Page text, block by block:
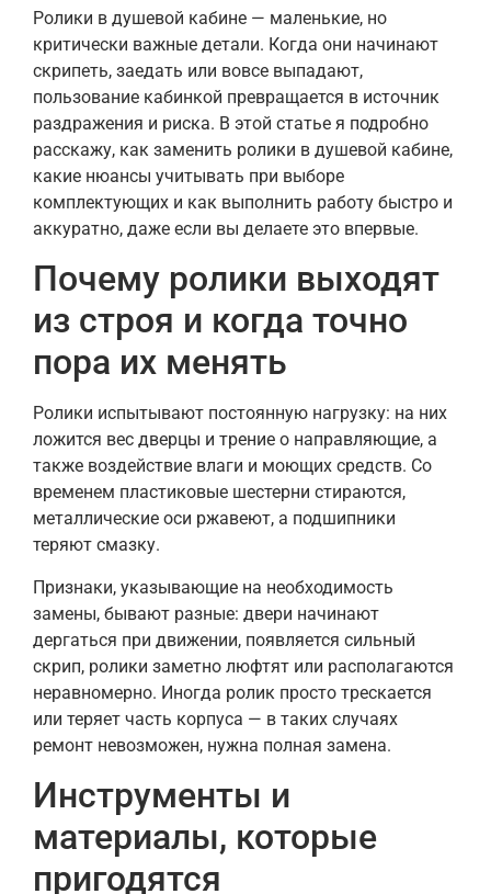
Ролики в душевой кабине — маленькие, но
критически важные детали. Когда они начинают
скрипеть, заедать или вовсе выпадают,
пользование кабинкой превращается в источник
раздражения и риска. В этой статье я подробно
расскажу, как заменить ролики в душевой кабине,
какие нюансы учитывать при выборе
комплектующих и как выполнить работу быстро и
аккуратно, даже если вы делаете это впервые.
Почему ролики выходят
из строя и когда точно
пора их менять
Ролики испытывают постоянную нагрузку: на них
ложится вес дверцы и трение о направляющие, а
также воздействие влаги и моющих средств. Со
временем пластиковые шестерни стираются,
металлические оси ржавеют, а подшипники
теряют смазку.
Признаки, указывающие на необходимость
замены, бывают разные: двери начинают
дергаться при движении, появляется сильный
скрип, ролики заметно люфтят или располагаются
неравномерно. Иногда ролик просто трескается
или теряет часть корпуса — в таких случаях
ремонт невозможен, нужна полная замена.
Инструменты и
материалы, которые
пригодятся